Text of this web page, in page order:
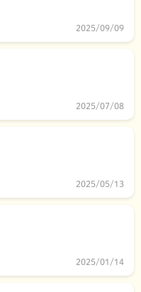
2025/09/09
2025/07/08
2025/05/13
2025/01/14